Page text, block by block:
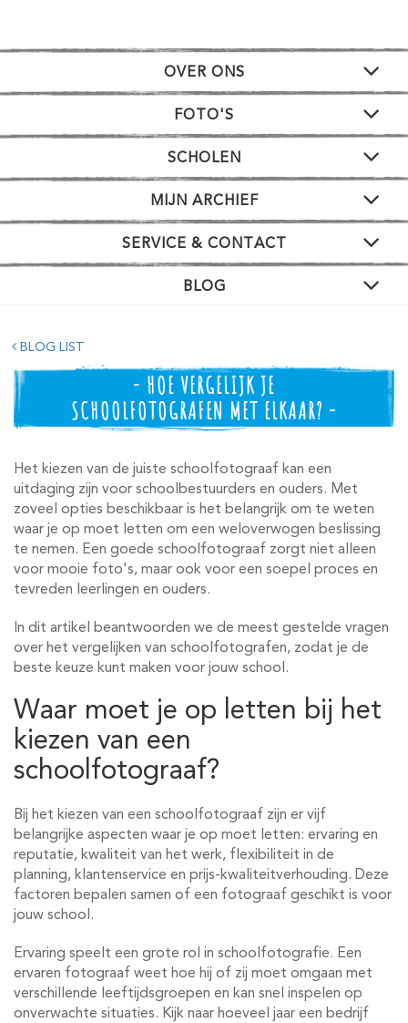
OVER ONS
FOTO'S
SCHOLEN
MIJN ARCHIEF
SERVICE & CONTACT
BLOG
BLOG LIST
- HOE VERGELIJK JE
SCHOOLFOTOGRAFEN MET ELKAAR? -
Het kiezen van de juiste schoolfotograaf kan een
uitdaging zijn voor schoolbestuurders en ouders. Met
zoveel opties beschikbaar is het belangrijk om te weten
waar je op moet letten om een weloverwogen beslissing
te nemen. Een goede schoolfotograaf zorgt niet alleen
voor mooie foto's, maar ook voor een soepel proces en
tevreden leerlingen en ouders.
In dit artikel beantwoorden we de meest gestelde vragen
over het vergelijken van schoolfotografen, zodat je de
beste keuze kunt maken voor jouw school.
Waar moet je op letten bij het
kiezen van een
schoolfotograaf?
Bij het kiezen van een schoolfotograaf zijn er vijf
belangrijke aspecten waar je op moet letten: ervaring en
reputatie, kwaliteit van het werk, flexibiliteit in de
planning, klantenservice en prijs-kwaliteitverhouding. Deze
factoren bepalen samen of een fotograaf geschikt is voor
jouw school.
Ervaring speelt een grote rol in schoolfotografie. Een
ervaren fotograaf weet hoe hij of zij moet omgaan met
verschillende leeftijdsgroepen en kan snel inspelen op
onverwachte situaties. Kijk naar hoeveel jaar een bedrijf